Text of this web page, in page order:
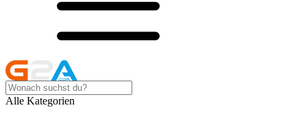
Alle Kategorien